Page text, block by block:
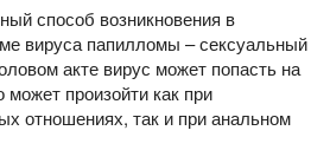
способ возникновения в
вируса папилломы – сексуальный
акте вирус может попасть на
произойти как при
отношениях, так и при анальном